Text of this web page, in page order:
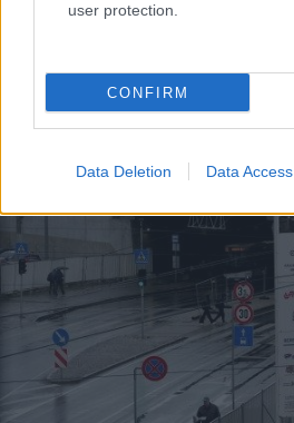
user protection.
CONFIRM
Data Deletion Data Access